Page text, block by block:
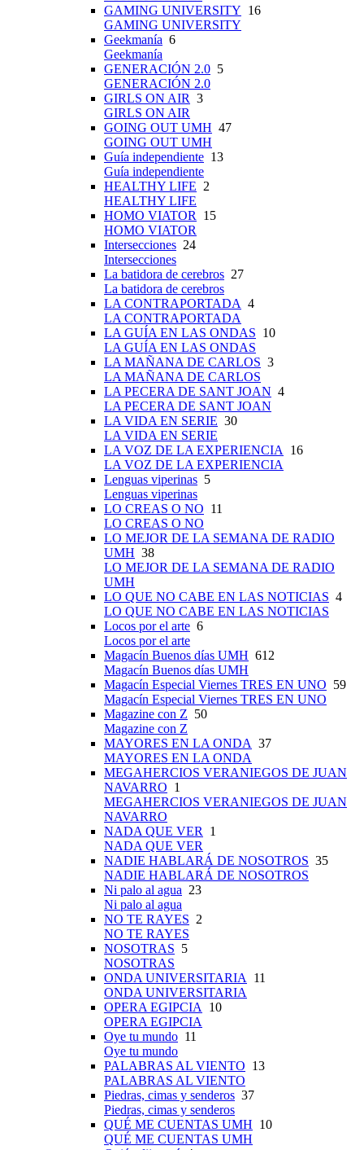
GAMING UNIVERSITY 16
GAMING UNIVERSITY
Geekmanía 6
Geekmanía
GENERACIÓN 2.0 5
GENERACIÓN 2.0
GIRLS ON AIR 3
GIRLS ON AIR
GOING OUT UMH 47
GOING OUT UMH
Guía independiente 13
Guía independiente
HEALTHY LIFE 2
HEALTHY LIFE
HOMO VIATOR 15
HOMO VIATOR
Intersecciones 24
Intersecciones
La batidora de cerebros 27
La batidora de cerebros
LA CONTRAPORTADA 4
LA CONTRAPORTADA
LA GUÍA EN LAS ONDAS 10
LA GUÍA EN LAS ONDAS
LA MAÑANA DE CARLOS 3
LA MAÑANA DE CARLOS
LA PECERA DE SANT JOAN 4
LA PECERA DE SANT JOAN
LA VIDA EN SERIE 30
LA VIDA EN SERIE
LA VOZ DE LA EXPERIENCIA 16
LA VOZ DE LA EXPERIENCIA
Lenguas viperinas 5
Lenguas viperinas
LO CREAS O NO 11
LO CREAS O NO
LO MEJOR DE LA SEMANA DE RADIO
UMH 38
LO MEJOR DE LA SEMANA DE RADIO
UMH
LO QUE NO CABE EN LAS NOTICIAS 4
LO QUE NO CABE EN LAS NOTICIAS
Locos por el arte 6
Locos por el arte
Magacín Buenos días UMH 612
Magacín Buenos días UMH
Magacín Especial Viernes TRES EN UNO 59
Magacín Especial Viernes TRES EN UNO
Magazine con Z 50
Magazine con Z
MAYORES EN LA ONDA 37
MAYORES EN LA ONDA
MEGAHERCIOS VERANIEGOS DE JUAN
NAVARRO 1
MEGAHERCIOS VERANIEGOS DE JUAN
NAVARRO
NADA QUE VER 1
NADA QUE VER
NADIE HABLARÁ DE NOSOTROS 35
NADIE HABLARÁ DE NOSOTROS
Ni palo al agua 23
Ni palo al agua
NO TE RAYES 2
NO TE RAYES
NOSOTRAS 5
NOSOTRAS
ONDA UNIVERSITARIA 11
ONDA UNIVERSITARIA
OPERA EGIPCIA 10
OPERA EGIPCIA
Oye tu mundo 11
Oye tu mundo
PALABRAS AL VIENTO 13
PALABRAS AL VIENTO
Piedras, cimas y senderos 37
Piedras, cimas y senderos
QUÉ ME CUENTAS UMH 10
QUÉ ME CUENTAS UMH